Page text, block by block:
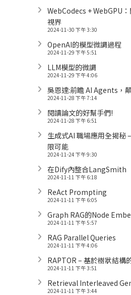
WebCodecs + WebGPU
視界
2024-11-30 下午 3:30
OpenAI的模型微調過程
2024-11-29 下午 5:51
LLM模型的微調
2024-11-29 下午 4:06
吳恩達:前瞻 AI Agents，
2024-11-28 下午 7:14
閱讀論文的好幫手們!
2024-11-28 下午 6:51
生成式AI 職場應用全揭秘
限可能
2024-11-24 下午 9:30
在Dify內整合LangSmith
2024-11-11 下午 6:18
ReAct Prompting
2024-11-11 下午 6:05
Graph RAG的Node
2024-11-11 下午 5:57
RAG Parallel Queries
2024-11-11 下午 4:06
RAPTOR – 基於樹狀結構
2024-11-11 下午 3:51
Retrieval Interleaved
2024-11-11 下午 3:44